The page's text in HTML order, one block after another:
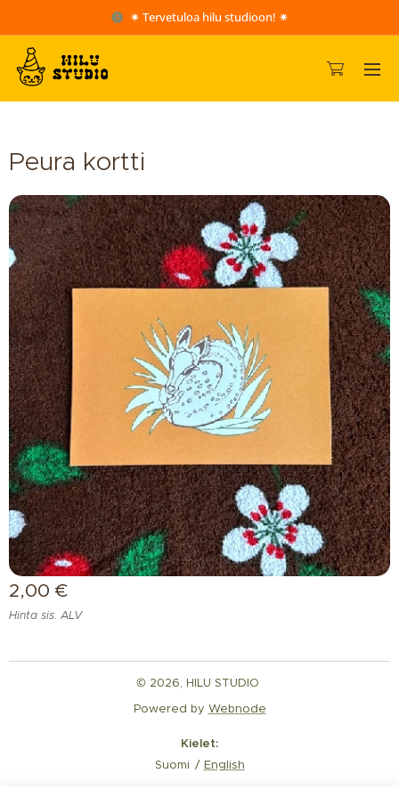
✷ Tervetuloa hilu studioon! ✷
Peura kortti
2,00 €
Hinta sis. ALV
© 2026, HILU STUDIO
Powered by Webnode
Kielet
Suomi
English